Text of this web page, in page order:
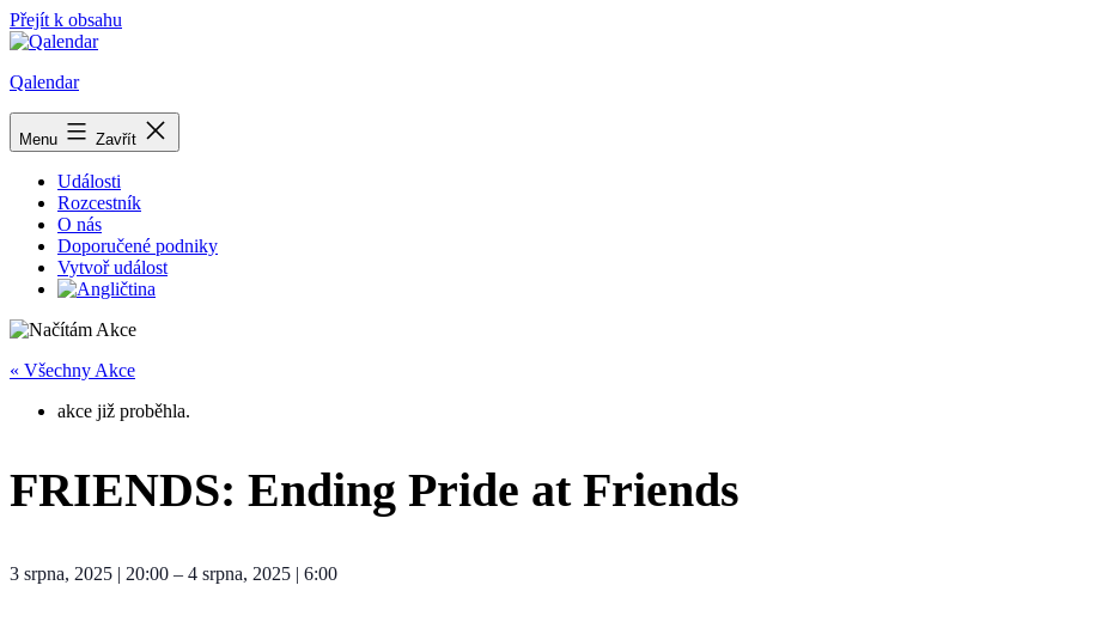
Přejít k obsahu
Qalendar
Menu Zavřít
Události
Rozcestník
O nás
Doporučené podniky
Vytvoř událost
« Všechny Akce
akce již proběhla.
FRIENDS: Ending Pride at Friends
3 srpna, 2025 | 20:00 – 4 srpna, 2025 | 6:00